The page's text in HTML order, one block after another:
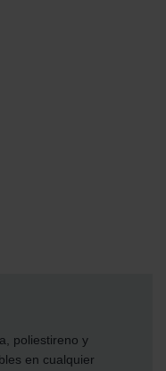
poliestireno y
en cualquier